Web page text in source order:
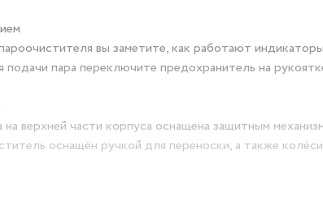
вы заметите, как работают
пара переключите предохранитель на
верхней части корпуса оснащена защитным
оснащён ручкой для переноски, а также